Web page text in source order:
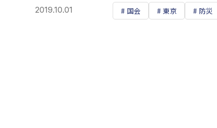
2019.10.01 国会 東京 防災